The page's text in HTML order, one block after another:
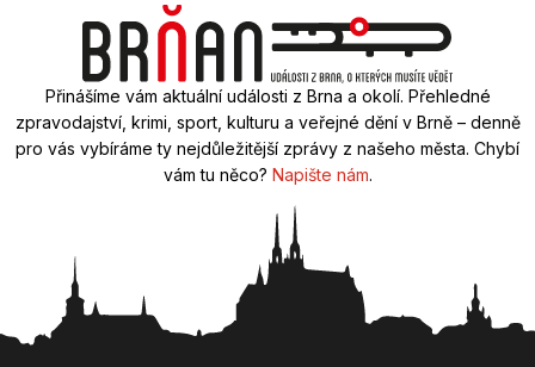
Přinášíme vám aktuální události z Brna a okolí. Přehledné
zpravodajství, krimi, sport, kulturu a veřejné dění v Brně – denně
pro vás vybíráme ty nejdůležitější zprávy z našeho města. Chybí
vám tu něco? Napište nám.